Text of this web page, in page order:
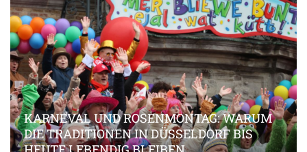
KARNEVAL UND ROSENMONTAG: WARUM
DIE TRADITIONEN IN DÜSSELDORF BIS